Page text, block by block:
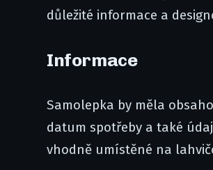
důležité informace a
Informace
Samolepka by měla
datum spotřeby a také
vhodně umístěné na